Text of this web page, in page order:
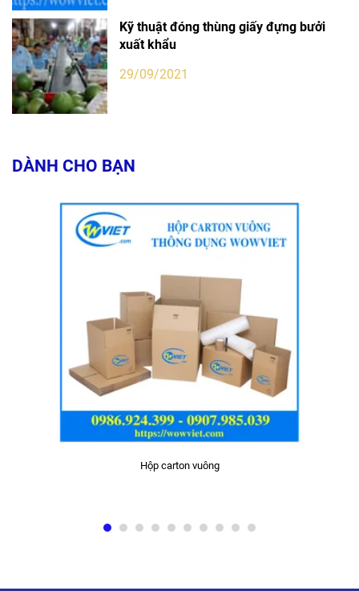
Kỹ thuật đóng thùng giấy đựng bưởi
xuất khẩu
29/09/2021
DÀNH CHO BẠN
Hộp carton vuông